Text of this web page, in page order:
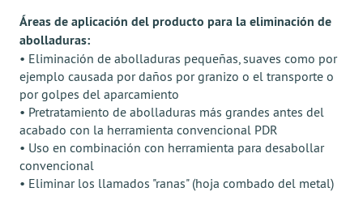
Áreas de aplicación del producto para la eliminación de
abolladuras:
• Eliminación de abolladuras pequeñas, suaves como por
ejemplo causada por daños por granizo o el transporte o
por golpes del aparcamiento
• Pretratamiento de abolladuras más grandes antes del
acabado con la herramienta convencional PDR
• Uso en combinación con herramienta para desabollar
convencional
• Eliminar los llamados "ranas" (hoja combado del metal)